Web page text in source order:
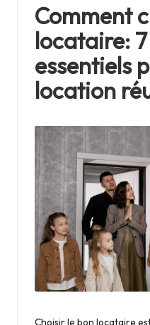
o
bi
li
e
r
e
t
d
é
c
o
r
a
Comment
locataire:
essentiels
location
Choisir le bon locataire